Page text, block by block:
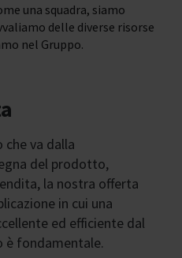
una squadra, siamo
delle diverse risorse
nel Gruppo.
che va dalla
del prodotto,
la nostra offerta
in cui una
ed efficiente dal
è fondamentale.